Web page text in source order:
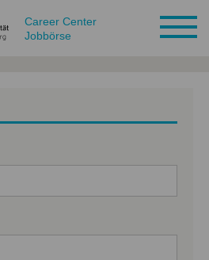
Career Center
Jobbörse